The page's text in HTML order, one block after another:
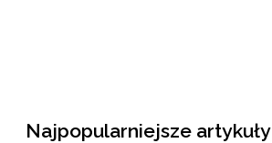
Najpopularniejsze artykuły